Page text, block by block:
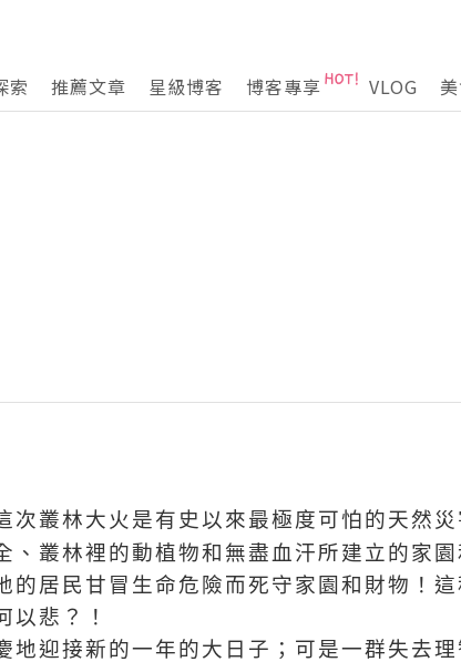
索 推薦文章 星級博客 博客專享 VLOG
次叢林大火是有史以來最極度可怕的天然
、叢林裡的動植物和無盡血汗所建立的家
的居民甘冒生命危險而死守家園和財物！
以悲？！
地迎接新的一年的大日子；可是一群失去